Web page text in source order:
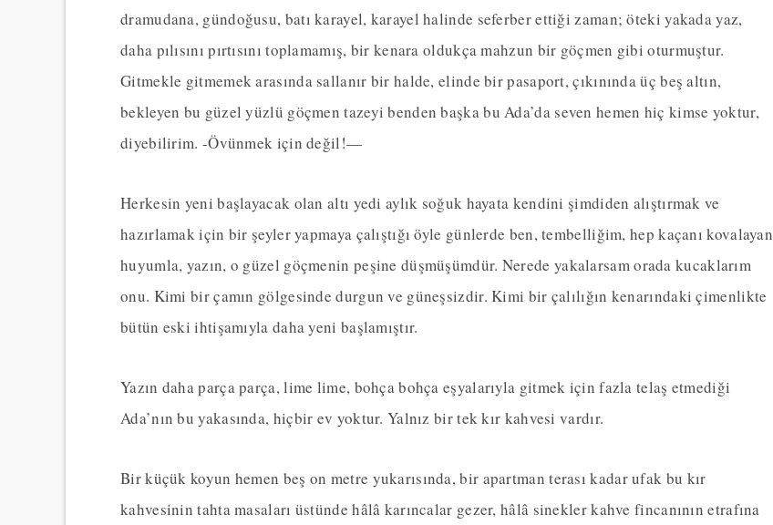
dramudana, gündoğusu, batı karayel, karayel halinde seferber ettiği zaman; öteki yakada yaz,
daha pılısını pırtısını toplamamış, bir kenara oldukça mahzun bir göçmen gibi oturmuştur.
Gitmekle gitmemek arasında sallanır bir halde, elinde bir pasaport, çıkınında üç beş altın,
bekleyen bu güzel yüzlü göçmen tazeyi benden başka bu Ada’da seven hemen hiç kimse yoktur,
diyebilirim. -Övünmek için değil!—
Herkesin yeni başlayacak olan altı yedi aylık soğuk hayata kendini şimdiden alıştırmak ve
hazırlamak için bir şeyler yapmaya çalıştığı öyle günlerde ben, tembelliğim, hep kaçanı kovalayan
huyumla, yazın, o güzel göçmenin peşine düşmüşümdür. Nerede yakalarsam orada kucaklarım
onu. Kimi bir çamın gölgesinde durgun ve güneşsizdir. Kimi bir çalılığın kenarındaki çimenlikte
bütün eski ihtişamıyla daha yeni başlamıştır.
Yazın daha parça parça, lime lime, bohça bohça eşyalarıyla gitmek için fazla telaş etmediği
Ada’nın bu yakasında, hiçbir ev yoktur. Yalnız bir tek kır kahvesi vardır.
Bir küçük koyun hemen beş on metre yukarısında, bir apartman terası kadar ufak bu kır
kahvesinin tahta masaları üstünde hâlâ karıncalar gezer, hâlâ sinekler kahve fincanının etrafına